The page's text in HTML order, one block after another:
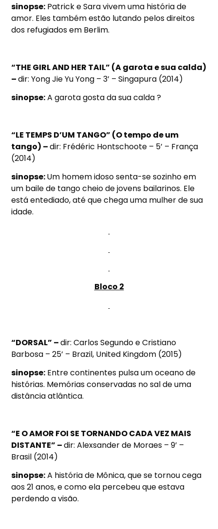
sinopse: Patrick e Sara vivem uma história de
amor. Eles também estão lutando pelos direitos
dos refugiados em Berlim.
“THE GIRL AND HER TAIL” (A garota e sua calda)
–dir: Yong Jie Yu Yong – 3’ – Singapura (2014)
sinopse:A garota gosta da sua calda ?
“LE TEMPS D’UM TANGO” (O tempo de um
tango) –dir: Frédéric Hontschoote – 5’ – França
(2014)
sinopse:Um homem idoso senta-se sozinho em
um baile de tango cheio de jovens bailarinos. Ele
está entediado, até que chega uma mulher de sua
idade.
Bloco 2
“DORSAL” –dir: Carlos Segundo e Cristiano
Barbosa – 25’ – Brazil, United Kingdom (2015)
sinopse: Entre continentes pulsa um oceano de
histórias. Memórias conservadas no sal de uma
distância atlântica.
“E O AMOR FOI SE TORNANDO CADA VEZ MAIS
DISTANTE” –dir: Alexsander de Moraes – 9’ –
Brasil (2014)
sinopse:A história de Mônica, que se tornou cega
aos 21 anos, e como ela percebeu que estava
perdendo a visão.